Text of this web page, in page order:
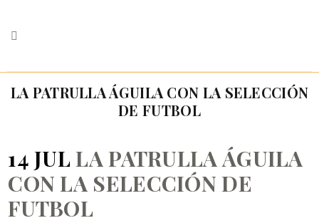
LA PATRULLA ÁGUILA CON LA SELECCIÓN
DE FUTBOL
14 JULLA PATRULLA ÁGUILA
CON LA SELECCIÓN DE
FUTBOL